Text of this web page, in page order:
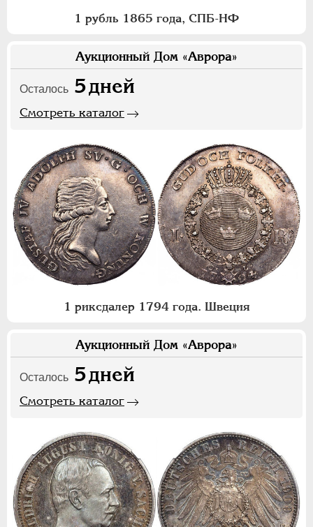
1 рубль 1865 года, СПБ-НФ
Аукционный Дом «Аврора»
Осталось 5дней
Смотреть каталог
1 риксдалер 1794 года. Швеция
Аукционный Дом «Аврора»
Осталось 5дней
Смотреть каталог